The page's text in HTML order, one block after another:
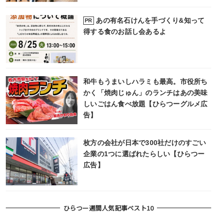
PR
あの有名石けんを手づくり&知って
得する食のお話し会あるよ
和牛もうまいしハラミも最高。市役所ち
かく「焼肉じゅん」のランチはあの美味
しいごはん食べ放題【ひらつーグルメ広
告】
枚方の会社が日本で300社だけのすごい
企業の1つに選ばれたらしい【ひらつー
広告】
ひらつー週間人気記事ベスト10